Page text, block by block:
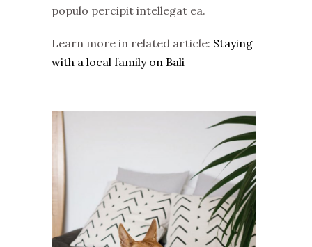
populo percipit intellegat ea.
Learn more in related article: Staying
with a local family on Bali